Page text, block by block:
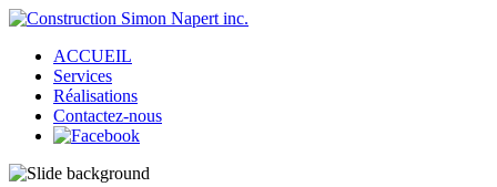
ACCUEIL
Services
Réalisations
Contactez-nous